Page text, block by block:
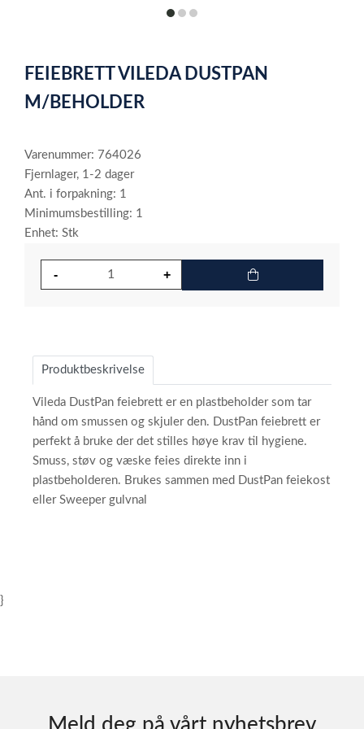
itemitemitem
of
3
FEIEBRETT VILEDA DUSTPAN
M/BEHOLDER
Varenummer: 764026
Fjernlager, 1-2 dager
Ant. i forpakning: 1
Minimumsbestilling: 1
Enhet: Stk
Produktbeskrivelse
Vileda DustPan feiebrett er en plastbeholder som tar
hånd om smussen og skjuler den. DustPan feiebrett er
perfekt å bruke der det stilles høye krav til hygiene.
Smuss, støv og væske feies direkte inn i
plastbeholderen. Brukes sammen med DustPan feiekost
eller Sweeper gulvnal
}